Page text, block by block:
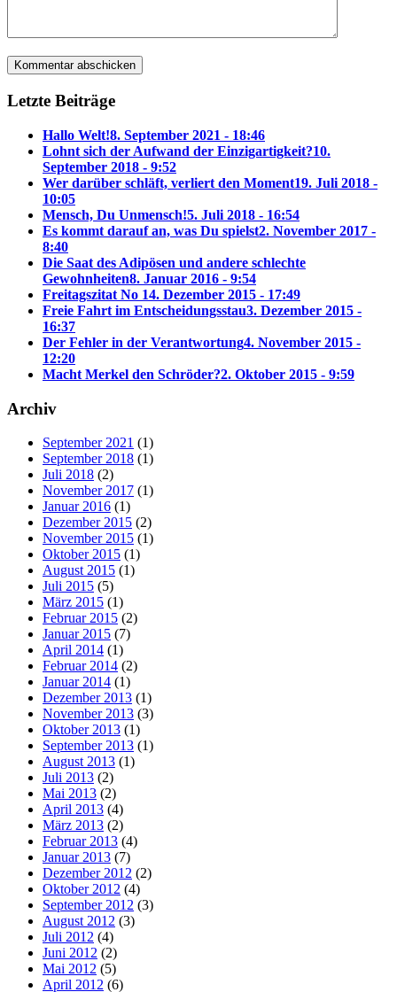
Letzte Beiträge
Hallo Welt!8. September 2021 - 18:46
Lohnt sich der Aufwand der Einzigartigkeit?10.
September 2018 - 9:52
Wer darüber schläft, verliert den Moment19. Juli 2018 -
10:05
Mensch, Du Unmensch!5. Juli 2018 - 16:54
Es kommt darauf an, was Du spielst2. November 2017 -
8:40
Die Saat des Adipösen und andere schlechte
Gewohnheiten8. Januar 2016 - 9:54
Freitagszitat No 14. Dezember 2015 - 17:49
Freie Fahrt im Entscheidungsstau3. Dezember 2015 -
16:37
Der Fehler in der Verantwortung4. November 2015 -
12:20
Macht Merkel den Schröder?2. Oktober 2015 - 9:59
Archiv
September 2021 (1)
September 2018 (1)
Juli 2018 (2)
November 2017 (1)
Januar 2016 (1)
Dezember 2015 (2)
November 2015 (1)
Oktober 2015 (1)
August 2015 (1)
Juli 2015 (5)
März 2015 (1)
Februar 2015 (2)
Januar 2015 (7)
April 2014 (1)
Februar 2014 (2)
Januar 2014 (1)
Dezember 2013 (1)
November 2013 (3)
Oktober 2013 (1)
September 2013 (1)
August 2013 (1)
Juli 2013 (2)
Mai 2013 (2)
April 2013 (4)
März 2013 (2)
Februar 2013 (4)
Januar 2013 (7)
Dezember 2012 (2)
Oktober 2012 (4)
September 2012 (3)
August 2012 (3)
Juli 2012 (4)
Juni 2012 (2)
Mai 2012 (5)
April 2012 (6)